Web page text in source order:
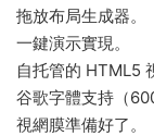
拖放布局生成器。
一鍵演示實現。
自托管的 HTML5
谷歌字體支持（
視網膜準備好了。